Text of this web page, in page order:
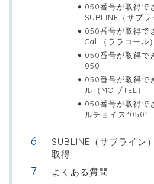
050番号が取得で
SUBLINE（サブラ
050番号が取得で
Call（ララコール）
050番号が取得で
050
050番号が取得で
ル（MOT/TEL）
050番号が取得で
ルチョイス“050”
SUBLINE（サブライン
取得
よくある質問